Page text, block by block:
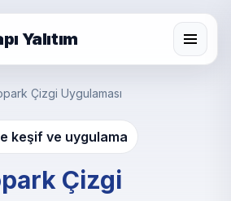
Yalıtım
Çizgi Uygulaması
keşif ve uygulama
Çizgi